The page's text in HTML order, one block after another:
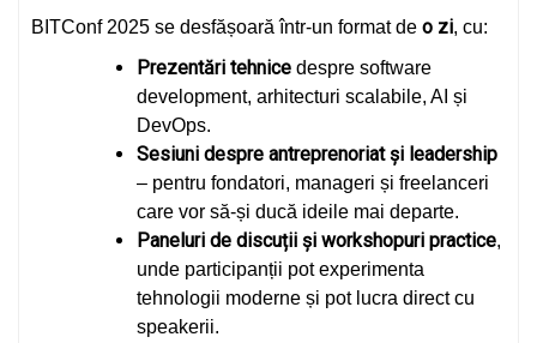
BITConf 2025 se desfășoară într-un format de o zi, cu:
Prezentări tehnice despre software
development, arhitecturi scalabile, AI și
DevOps.
Sesiuni despre antreprenoriat și leadership
– pentru fondatori, manageri și freelanceri
care vor să-și ducă ideile mai departe.
Paneluri de discuții și workshopuri practice,
unde participanții pot experimenta
tehnologii moderne și pot lucra direct cu
speakerii.